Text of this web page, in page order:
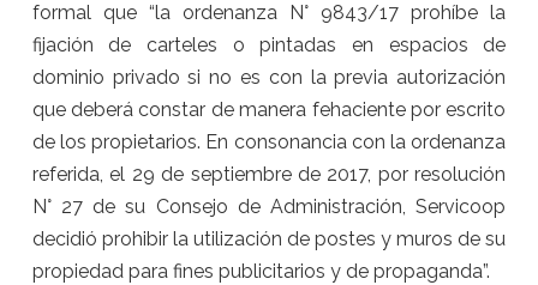
formal que “la ordenanza N° 9843/17 prohíbe la
fijación de carteles o pintadas en espacios de
dominio privado si no es con la previa autorización
que deberá constar de manera fehaciente por escrito
de los propietarios. En consonancia con la ordenanza
referida, el 29 de septiembre de 2017, por resolución
N° 27 de su Consejo de Administración, Servicoop
decidió prohibir la utilización de postes y muros de su
propiedad para fines publicitarios y de propaganda”.